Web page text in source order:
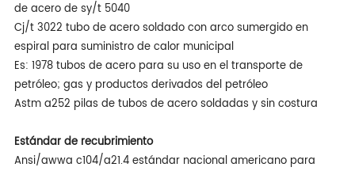
de acero de sy/t 5040
Cj/t 3022 tubo de acero soldado con arco sumergido en
espiral para suministro de calor municipal
Es: 1978 tubos de acero para su uso en el transporte de
petróleo; gas y productos derivados del petróleo
Astm a252 pilas de tubos de acero soldadas y sin costura
Estándar de recubrimiento
Ansi/awwa c104/a21.4 estándar nacional americano para